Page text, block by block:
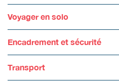
Voyager en solo
Encadrement et sécurité
Transport